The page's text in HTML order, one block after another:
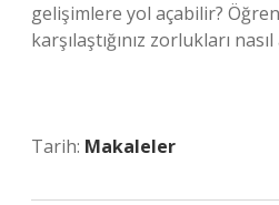
gelişimlere yol açabilir?
karşılaştığınız zorlukları
Tarih: Makaleler